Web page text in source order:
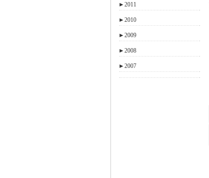
►2011
►2010
►2009
►2008
►2007